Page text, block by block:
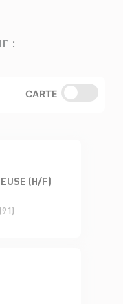
:
CARTE
(H/F)